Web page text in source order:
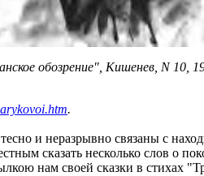
обозрение", Кишенев, N 10,
.
и неразрывно связаны с
сказать несколько слов о
нам своей сказки в стихах